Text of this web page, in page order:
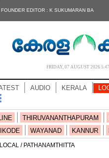
FOUNDER EDITOR : K SUKUMARAN BA
FRIDAY, 07 AUGUST 2026
AUDIO KERALA
THIRUVANANTHAPURAM
WAYANAD KANNUR
LOCAL / PATHANAMTHITTA